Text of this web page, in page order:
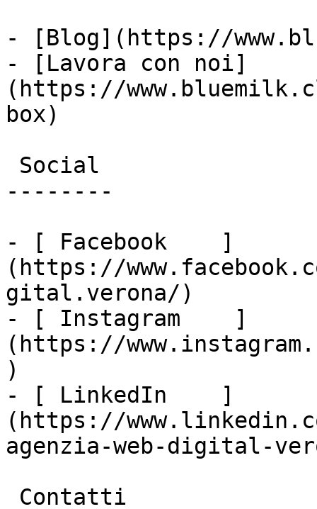
- [Blog](https://
- [Lavora con noi]
(https://
box)
--------
- [ Facebook    ]
(https://
gital.verona/)
- [ Instagram    ]
(https://
)
- [ LinkedIn    ]
(https://
agenzia-web-digital-